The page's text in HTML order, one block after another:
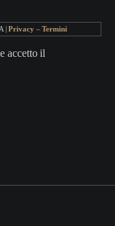
|Privacy–Termini
e accetto il